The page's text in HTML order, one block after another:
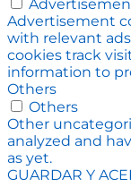
Advertisement
with relevant
cookies track
information to
Others
Others
Other
analyzed and
as yet.
GUARDAR Y